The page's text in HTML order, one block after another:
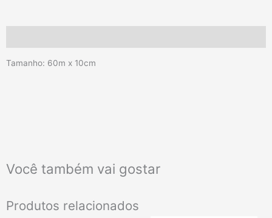
Tamanho: 60m x 10cm
Você também vai gostar
Produtos relacionados